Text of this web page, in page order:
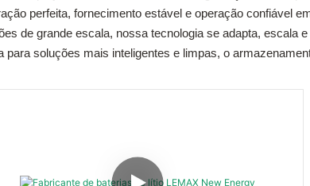
perfeita, fornecimento estável e operação confiável
de grande escala, nossa tecnologia se adapta, escala
para soluções mais inteligentes e limpas, o